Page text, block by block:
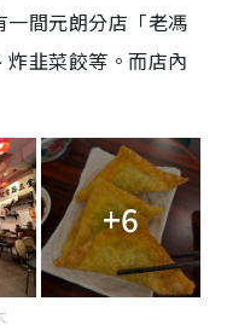
間元朗分店「老馮
韭菜餃等。而店內
+6